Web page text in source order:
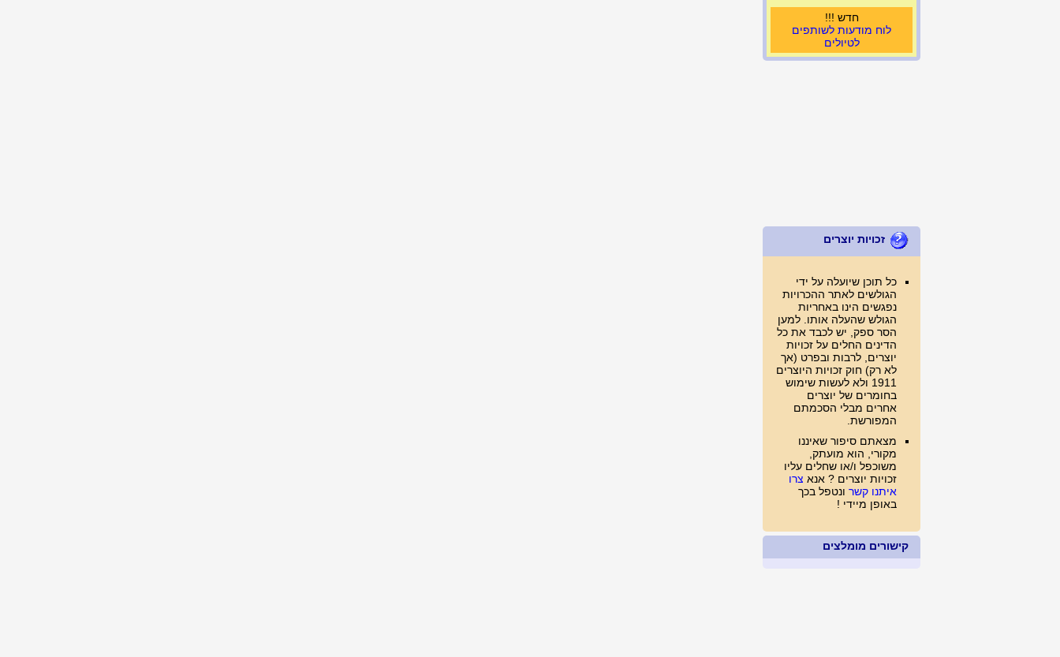
חדש !!!
לוח מודעות לשותפים
לטיולים
זכויות יוצרים
כל תוכן שיועלה על ידי
הגולשים לאתר ההכרויות
נפגשים הינו באחריות
הגולש שהעלה אותו. למען
הסר ספק, יש לכבד את כל
הדינים החלים על זכויות
יוצרים, לרבות ובפרט (אך
לא רק) חוק זכויות היוצרים
1911 ולא לעשות שימוש
בחומרים של יוצרים
אחרים מבלי הסכמתם
המפורשת.
מצאתם סיפור שאיננו
מקורי, הוא מועתק,
משוכפל ו/או שחלים עליו
זכויות יוצרים ? אנא צרו
איתנו קשר ונטפל בכך
באופן מיידי !
קישורים מומלצים